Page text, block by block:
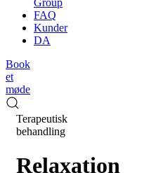
Group
FAQ
Kunder
DA
Book
et
møde
Terapeutisk
behandling
Relaxation